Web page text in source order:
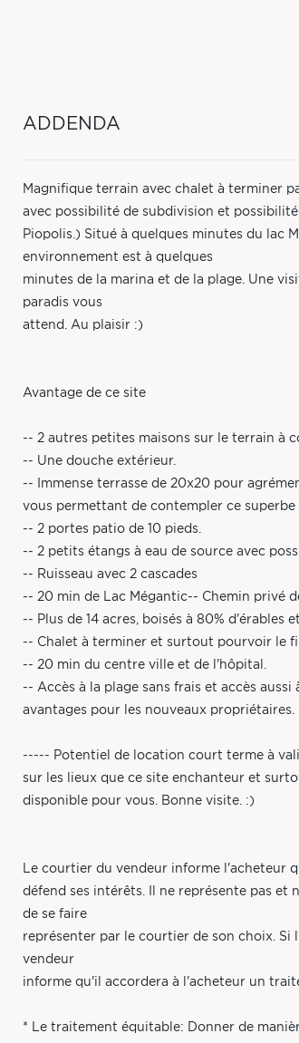
ADDENDA
Magnifique terrain avec chalet à terminer
avec possibilité de subdivision et
Piopolis.) Situé à quelques minutes du lac
environnement est à quelques
minutes de la marina et de la plage. Une
paradis vous
attend. Au plaisir :)
Avantage de ce site
-- 2 autres petites maisons sur le terrain à
-- Une douche extérieur.
-- Immense terrasse de 20x20 pour
vous permettant de contempler ce superbe
-- 2 portes patio de 10 pieds.
-- 2 petits étangs à eau de source avec
-- Ruisseau avec 2 cascades
-- 20 min de Lac Mégantic-- Chemin privé
-- Plus de 14 acres, boisés à 80% d'érables
-- Chalet à terminer et surtout pourvoir le
-- 20 min du centre ville et de l'hôpital.
-- Accès à la plage sans frais et accès
avantages pour les nouveaux propriétaires.
----- Potentiel de location court terme à
sur les lieux que ce site enchanteur et
disponible pour vous. Bonne visite. :)
Le courtier du vendeur informe l'acheteur
défend ses intérêts. Il ne représente pas et
de se faire
représenter par le courtier de son choix.
vendeur
informe qu'il accordera à l'acheteur un
* Le traitement équitable: Donner de